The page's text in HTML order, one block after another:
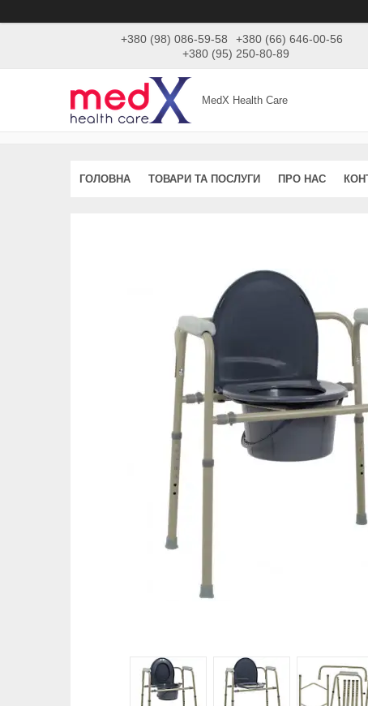
+380 (98) 086-59-58
+380 (66) 646-00-56
+380 (95) 250-80-89
MedX Health Care
ГОЛОВНА ТОВАРИ ТА ПОСЛУГИ ПРО НАС